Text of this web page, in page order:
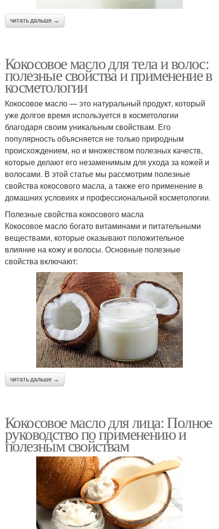
читать дальше →
Кокосовое масло для тела и волос:
полезные свойства и применение в
косметологии
Кокосовое масло — это натуральный продукт, который
уже долгое время используется в косметологии
благодаря своим уникальным свойствам. Его
популярность объясняется не только природным
происхождением, но и множеством полезных качеств,
которые делают его незаменимым для ухода за кожей и
волосами. В этой статье мы рассмотрим полезные
свойства кокосового масла, а также его применение в
домашних условиях и профессиональной косметологии.
Полезные свойства кокосового масла
Кокосовое масло богато витаминами и питательными
веществами, которые оказывают положительное
влияние на кожу и волосы. Основные полезные
свойства включают:
читать дальше →
Кокосовое масло для лица: Полное
руководство по применению и
полезным свойствам